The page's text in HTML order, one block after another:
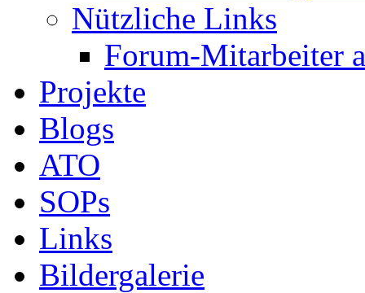
Nützliche Links
Forum-Mitarbeiter
Projekte
Blogs
ATO
SOPs
Links
Bildergalerie